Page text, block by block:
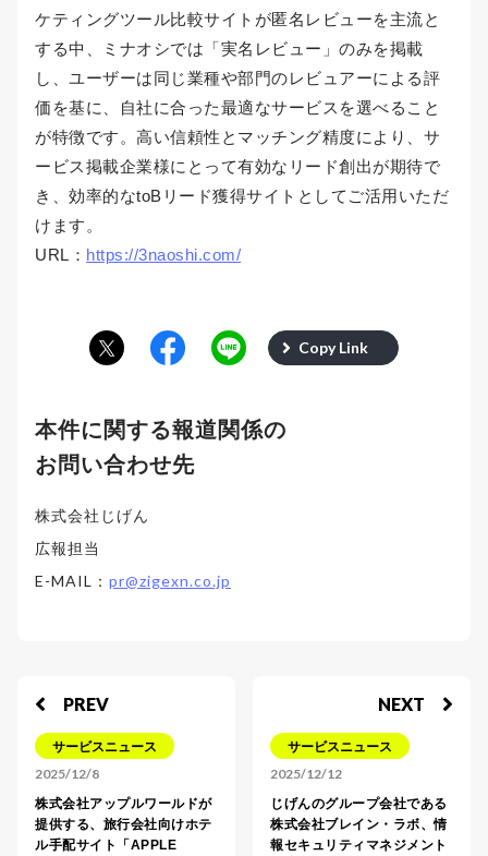
ケティングツール比較サイトが匿名レビューを主流と
する中、ミナオシでは「実名レビュー」のみを掲載
し、ユーザーは同じ業種や部門のレビュアーによる評
価を基に、自社に合った最適なサービスを選べること
が特徴です。高い信頼性とマッチング精度により、サ
ービス掲載企業様にとって有効なリード創出が期待で
き、効率的なtoBリード獲得サイトとしてご活用いただ
けます。
URL： https://3naoshi.com/
Copy Link
本件に関する報道関係の
お問い合わせ先
株式会社じげん
広報担当
E-MAIL： pr@zigexn.co.jp
PREV
サービスニュース
2025/12/8
株式会社アップルワールドが
提供する、旅行会社向けホテ
ル手配サイト「APPLE
NEXT
サービスニュース
2025/12/12
じげんのグループ会社である
株式会社ブレイン・ラボ、情
報セキュリティマネジメント